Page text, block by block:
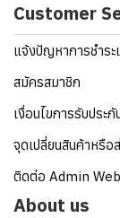
Customer
แจ้งปัญหาการชำระ
สมัครสมาชิก
เงื่อนไขการรับประกั
จุดเปลี่ยนสินค้าหรือ
ติดต่อ Admin
About us